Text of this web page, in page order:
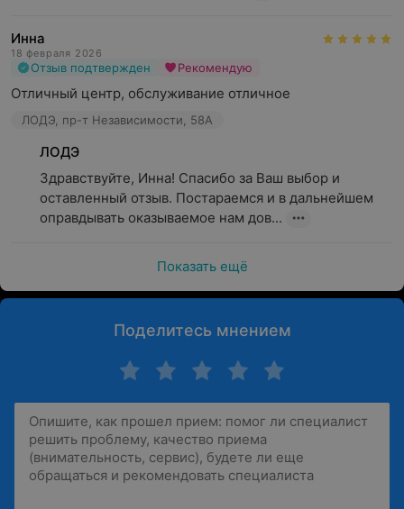
Инна
18 февраля 2026
Отзыв подтвержден Рекомендую
Отличный центр, обслуживание отличное
ЛОДЭ, пр-т Независимости, 58А
ЛОДЭ
Здравствуйте, Инна! Спасибо за Ваш выбор и
оставленный отзыв. Постараемся и в дальнейшем
оправдывать оказываемое нам дов...
Показать ещё
Поделитесь мнением